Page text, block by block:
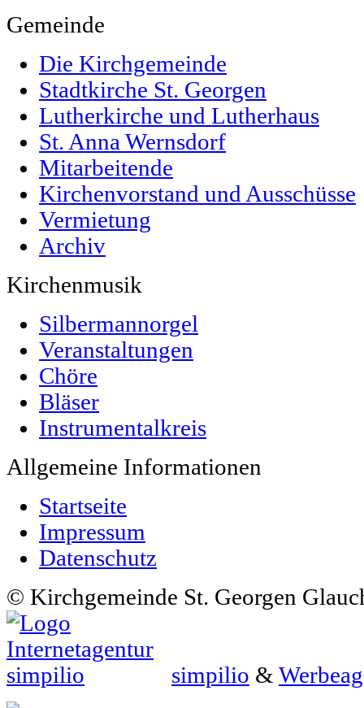
Gemeinde
Die Kirchgemeinde
Stadtkirche St. Georgen
Lutherkirche und Lutherhaus
St. Anna Wernsdorf
Mitarbeitende
Kirchenvorstand und Ausschüsse
Vermietung
Archiv
Kirchenmusik
Silbermannorgel
Veranstaltungen
Chöre
Bläser
Instrumentalkreis
Allgemeine Informationen
Startseite
Impressum
Datenschutz
© Kirchgemeinde St. Georgen
simpilio &